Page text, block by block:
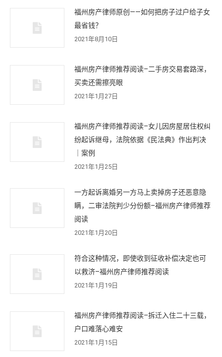
福州房产律师原创——如何把房子过户给子女
最省钱？
2021年8月10日
福州房产律师推荐阅读–二手房交易套路深，
买卖还需擦亮眼
2021年1月27日
福州房产律师推荐阅读–女儿因房屋居住权纠
纷起诉继母，法院依据《民法典》作出判决
｜案例
2021年1月25日
一方起诉离婚另一方马上卖掉房子还恶意隐
瞒，二审法院判少分份额–福州房产律师推荐
阅读
2021年1月20日
符合这种情况，即使收到征收补偿决定也可
以救济–福州房产律师推荐阅读
2021年1月19日
福州房产律师推荐阅读–拆迁入住二十三载，
户口难落心难安
2021年1月15日